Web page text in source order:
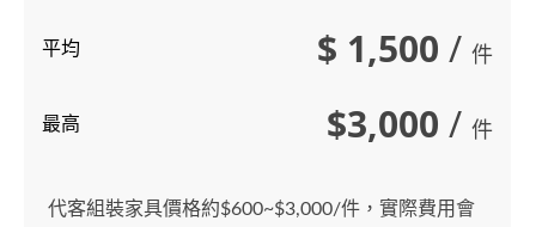
平均 $ 1,500 / 件
最高 $3,000 / 件
代客組裝家具價格約$600~$3,000/件，實際費用會